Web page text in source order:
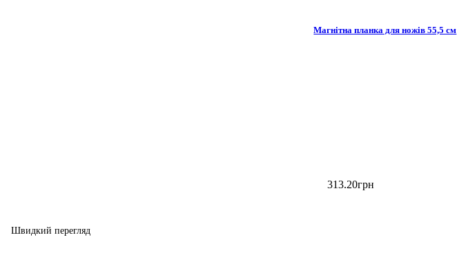
Магнітна планка для ножів 55,5 см
313.20грн
Швидкий перегляд